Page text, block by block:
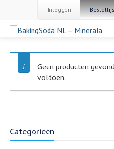
Inloggen
Geen producten
voldoen.
Categorieën